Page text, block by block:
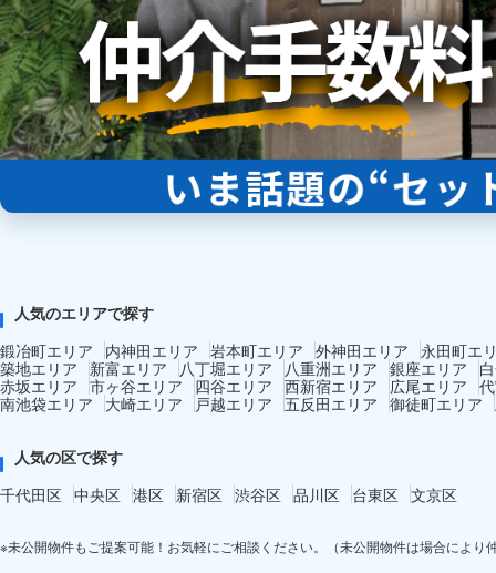
人気のエリアで探す
鍛冶町エリア
内神田エリア 岩本町エリア 外神田エリア
永田町エ
築地エリア
新富エリア 八丁堀エリア 八重洲エリア 銀座エリア
赤坂エリア 市ヶ谷エリア 四谷エリア 西新宿エリア 広尾エリア
南池袋エリア
大崎エリア 戸越エリア 五反田エリア 御徒町エリア
人気の区で探す
千代田区 中央区 港区 新宿区 渋谷区 品川区 台東区 文京区
※未公開物件もご提案可能！お気軽にご相談ください。（未公開物件は場合により